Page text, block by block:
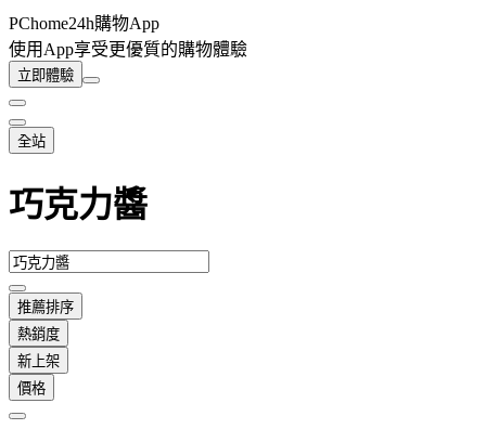
PChome24h購物App
使用App享受更優質的購物體驗
立即體驗
全站
巧克力醬
推薦排序
熱銷度
新上架
價格